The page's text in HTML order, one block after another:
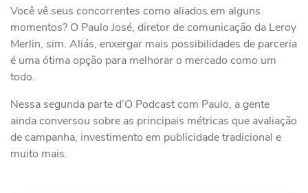
Você vê seus concorrentes como aliados em alguns
momentos? O Paulo José, diretor de comunicação da Leroy
Merlin, sim. Aliás, enxergar mais possibilidades de parceria
é uma ótima opção para melhorar o mercado como um
todo.
Nessa segunda parte d’O Podcast com Paulo, a gente
ainda conversou sobre as principais métricas que avaliação
de campanha, investimento em publicidade tradicional e
muito mais.